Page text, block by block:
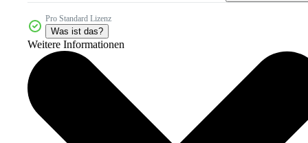
Pro Standard Lizenz
Was ist das?
Weitere Informationen